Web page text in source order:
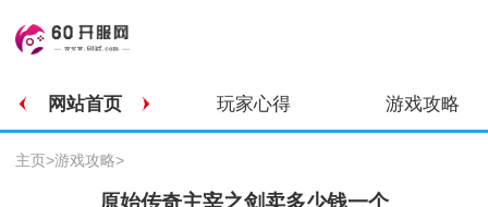
网站首页 玩家心得 游戏攻略
主页>游戏攻略>
原始传奇主宰之剑卖多少钱一个